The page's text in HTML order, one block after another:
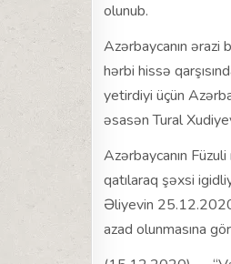
olunub.
Azərbaycanın ərazi
hərbi hissə
yetirdiyi üçün
əsasən Tural
Azərbaycanın
qatılaraq şəxsi
Əliyevin
azad olunmasına